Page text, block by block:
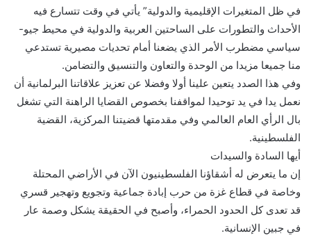
في ظل المتغيرات الإقليمية والدولية” يأتي في وقت تتسارع فيه
الأحداث والتطورات على الساحتين العربية والدولية في محيط جيو-
سياسي مضطرب الأمر الذي يضعنا أمام تحديات مصيرية تستدعي
منا جميعا مزيدا من الوحدة والتعاون والتنسيق والتضامن.
وفي هذا الصدد يتعين علينا أولا وفضلا عن تعزيز علاقاتنا البرلمانية أن
نعمل يدا في يد توحيدا لمواقفنا بخصوص القضايا الراهنة التي تشغل
بال الرأي العام العالمي وفي مقدمتها قضيتنا المركزية، القضية
الفلسطينية.
أيها السادة والسيدات
إن ما يتعرض له أشقاؤنا الفلسطينيون الآن في الأراضي المحتلة
وخاصة في قطاع غزة من حرب إبادة جماعية وتجويع وتهجير قسري
قد تعدى كل الحدود الحمراء، وأصبح في الحقيقة يشكل وصمة عار
في جبين الإنسانية.